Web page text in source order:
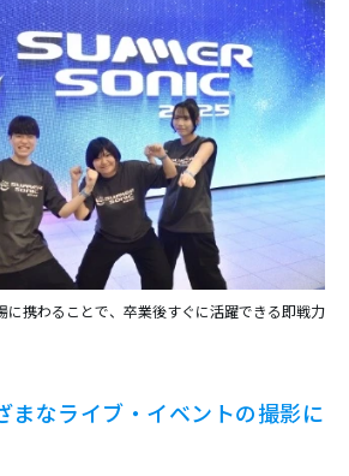
に携わることで、卒業後すぐに活躍できる即戦力
まなライブ・イベントの撮影に